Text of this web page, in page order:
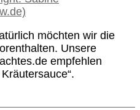
möchten wir die
Unsere
empfehlen